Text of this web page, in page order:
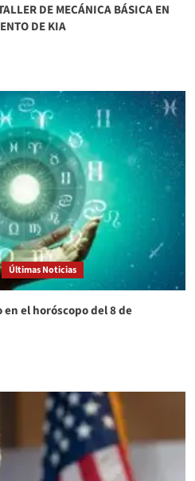
DE MECÁNICA BÁSICA EN
DE KIA
Últimas Noticias
el horóscopo del 8 de